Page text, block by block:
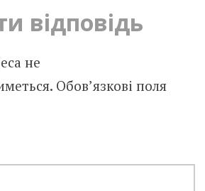
відповідь
не
Обов’язкові поля